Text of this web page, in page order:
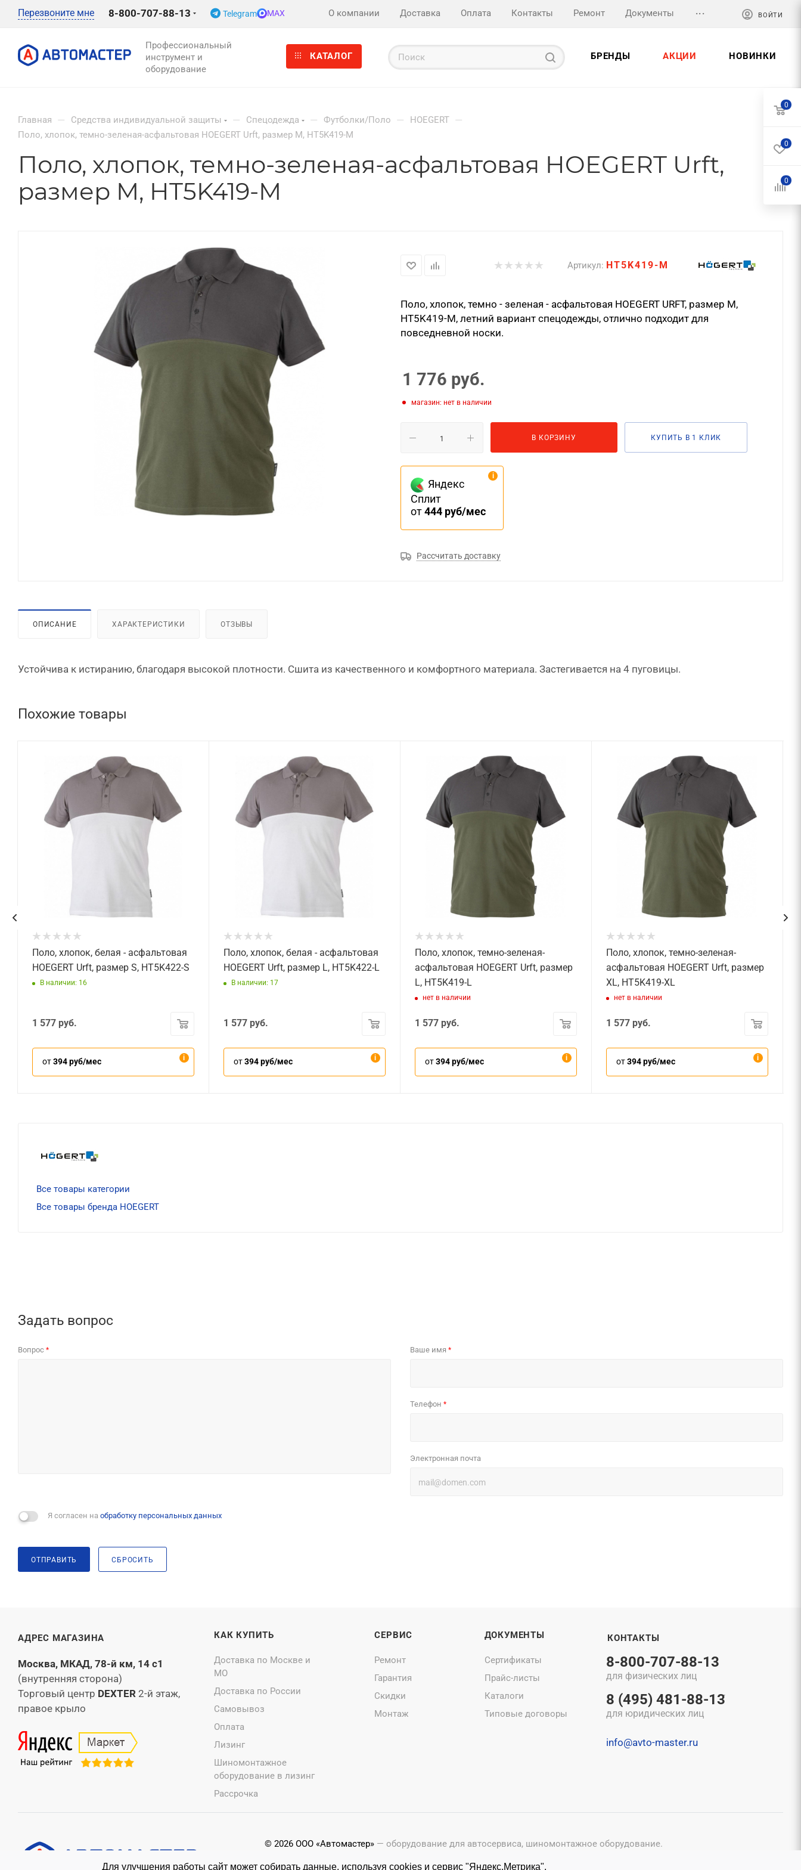
Для улучшения работы сайт может собирать данные, используя cookies и сервис "Яндекс.Метрика".
Перезвоните мне 8-800-707-88-13 Telegram MAX О компании Доставка Оплата Контакты Ремонт Документы ... ВОЙТИ
Профессиональный
инструмент и
оборудование
КАТАЛОГ БРЕНДЫ АКЦИИ НОВИНКИ
Главная — Средства индивидуальной защиты — Спецодежда — Футболки/Поло — HOEGERT —
Поло, хлопок, темно-зеленая-асфальтовая HOEGERT Urft, размер M, HT5K419-M
Поло, хлопок, темно-зеленая-асфальтовая HOEGERT Urft,
размер M, HT5K419-M
Артикул: HT5K419-M
Поло, хлопок, темно - зеленая - асфальтовая HOEGERT URFT, размер M,
HT5K419-M, летний вариант спецодежды, отлично подходит для
повседневной носки.
1 776 руб.
Магазин: нет в наличии
В КОРЗИНУ КУПИТЬ В 1 КЛИК
Яндекс
Сплит
от444 руб/мес
Рассчитать доставку
ОПИСАНИЕ ХАРАКТЕРИСТИКИ ОТЗЫВЫ
Устойчива к истиранию, благодаря высокой плотности. Сшита из качественного и комфортного материала. Застегивается на 4 пуговицы.
Похожие товары
Поло, хлопок, белая - асфальтовая
HOEGERT Urft, размер S, HT5K422-S
В наличии: 16
1 577 руб.
от394 руб/мес
Поло, хлопок, белая - асфальтовая
HOEGERT Urft, размер L, HT5K422-L
В наличии: 17
1 577 руб.
от394 руб/мес
Поло, хлопок, темно-зеленая-
асфальтовая HOEGERT Urft, размер
L, HT5K419-L
нет в наличии
1 577 руб.
от394 руб/мес
Поло, хлопок, темно-зеленая-
асфальтовая HOEGERT Urft, размер
XL, HT5K419-XL
нет в наличии
1 577 руб.
от394 руб/мес
Все товары категории
Все товары бренда HOEGERT
Задать вопрос
Вопрос * Ваше имя *
Телефон *
Электронная почта
Я согласен на обработку персональных данных
ОТПРАВИТЬ СБРОСИТЬ
АДРЕС МАГАЗИНА
Москва, МКАД, 78-й км, 14 с1
(внутренняя сторона)
Торговый центр DEXTER 2-й этаж,
правое крыло
КАК КУПИТЬ
Доставка по Москве и
МО
Доставка по России
Самовывоз
Оплата
Лизинг
Шиномонтажное
оборудование в лизинг
Рассрочка
СЕРВИС
Ремонт
Гарантия
Скидки
Монтаж
ДОКУМЕНТЫ
Сертификаты
Прайс-листы
Каталоги
Типовые договоры
КОНТАКТЫ
8-800-707-88-13
для физических лиц
8 (495) 481-88-13
для юридических лиц
info@avto-master.ru
© 2026 ООО «Автомастер» — оборудование для автосервиса, шиномонтажное оборудование.
0
0
0